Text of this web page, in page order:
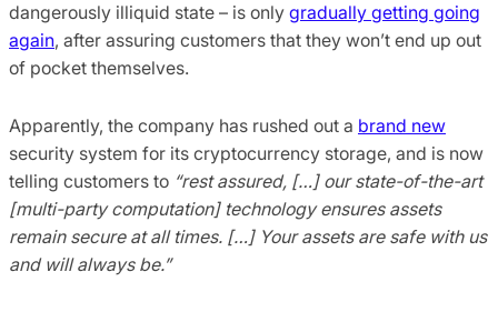
dangerously illiquid state – is only gradually getting going
again, after assuring customers that they won’t end up out
of pocket themselves.
Apparently, the company has rushed out a brand new
security system for its cryptocurrency storage, and is now
telling customers to “rest assured, […] our state-of-the-art
[multi-party computation] technology ensures assets
remain secure at all times. […] Your assets are safe with us
and will always be.”